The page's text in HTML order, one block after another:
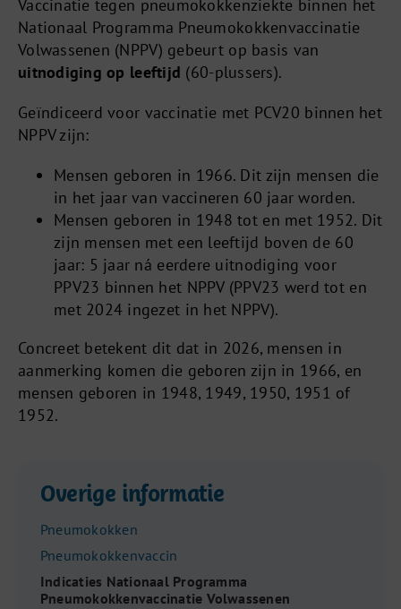
Vaccinatie tegen pneumokokkenziekte binnen het
Nationaal Programma Pneumokokkenvaccinatie
Volwassenen (NPPV) gebeurt op basis van
uitnodiging op leeftijd (60-plussers).
Geïndiceerd voor vaccinatie met PCV20 binnen het
NPPV zijn:
Mensen geboren in 1966. Dit zijn mensen die
in het jaar van vaccineren 60 jaar worden.
Mensen geboren in 1948 tot en met 1952. Dit
zijn mensen met een leeftijd boven de 60
jaar: 5 jaar ná eerdere uitnodiging voor
PPV23 binnen het NPPV (PPV23 werd tot en
met 2024 ingezet in het NPPV).
Concreet betekent dit dat in 2026, mensen in
aanmerking komen die geboren zijn in 1966, en
mensen geboren in 1948, 1949, 1950, 1951 of
1952.
Overige informatie
Pneumokokken
Pneumokokkenvaccin
Indicaties Nationaal Programma
Pneumokokkenvaccinatie Volwassenen